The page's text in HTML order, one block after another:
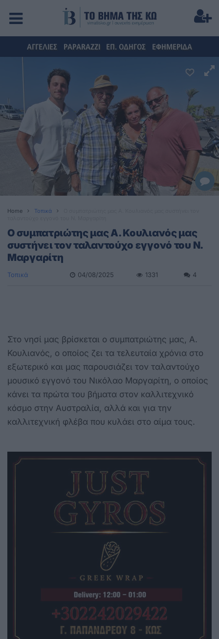
ΑΓΓΕΛΙΕΣ PAPARAZZI ΕΠ. ΟΔΗΓΟΣ ΕΦΗΜΕΡΙΔΑ
Home Τοπικά
Ο συμπατριώτης μας Α. Κουλιανός μας
συστήνει τον ταλαντούχο εγγονό του Ν.
Μαργαρίτη
Τοπικά 04/08/2025 1331 4
Στο νησί μας βρίσκεται ο συμπατριώτης μας, Α.
Κουλιανός, ο οποίος ζει τα τελευταία χρόνια στο
εξωτερικό και μας παρουσιάζει τον ταλαντούχο
μουσικό εγγονό του Νικόλαο Μαργαρίτη, ο οποίος
κάνει τα πρώτα του βήματα στον καλλιτεχνικό
κόσμο στην Αυστραλία, αλλά και για την
καλλιτεχνική φλέβα που κυλάει στο αίμα τους.